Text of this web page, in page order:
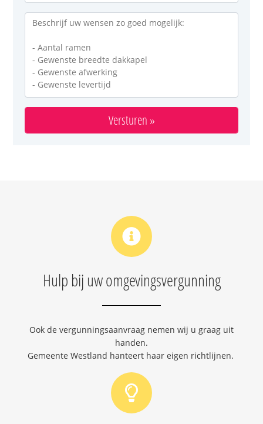
Hulp bij uw omgevingsvergunning
Ook de vergunningsaanvraag nemen wij u graag uit
handen.
Gemeente Westland hanteert haar eigen richtlijnen.